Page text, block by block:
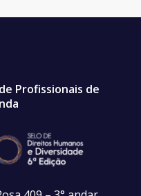
Profissionais de